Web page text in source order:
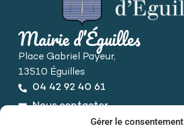
Gérer le consentement
Mairie d’Éguilles
Place Gabriel Payeur,
13510 Éguilles
04 42 92 40 61
Nous contacter
Horaires d’ouverture